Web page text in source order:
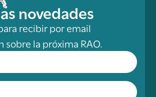
novedades
recibir por email
la próxima RAO.